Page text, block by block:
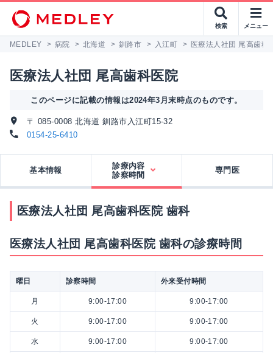
検索 メニュー
MEDLEY > 病院 > 北海道 > 釧路市 > 入江町 > 医療法人社団 尾高歯科
医療法人社団 尾高歯科医院
このページに記載の情報は2024年3月末時点のものです。
〒 085-0008 北海道 釧路市入江町15-32
0154-25-6410
基本情報
診療内容
診察時間
専門医
医療法人社団 尾高歯科医院 歯科
医療法人社団 尾高歯科医院 歯科の診療時間
曜日 診察時間 外来受付時間
月 9:00-17:00 9:00-17:00
火 9:00-17:00 9:00-17:00
水 9:00-17:00 9:00-17:00